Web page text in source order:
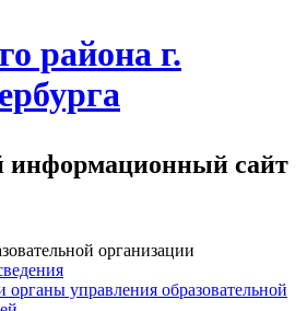
района г.
сайт
организации
органы управления образовательной